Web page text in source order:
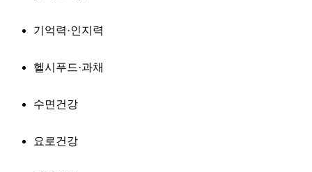
기억력·인지력
헬시푸드·과채
수면건강
요로건강